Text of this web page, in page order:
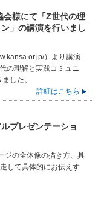
会様にて「Z世代の理
」の講演を行いまし
）より講演
の理解と実践コミュニ
した。
詳細はこちら
プレゼンテーショ
ジの全体像の描き方、具
して具体的にお伝えす